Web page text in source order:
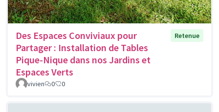
Des Espaces Conviviaux pour
Partager : Installation de Tables
Pique-Nique dans nos Jardins et
Espaces Verts
Retenue
vivien 0 0